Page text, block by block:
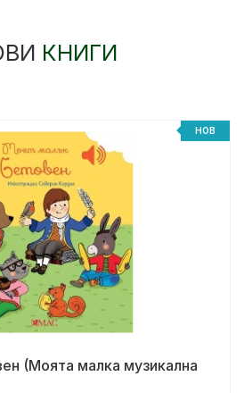
КНИГИ
НОВ
(Моята малка музикална